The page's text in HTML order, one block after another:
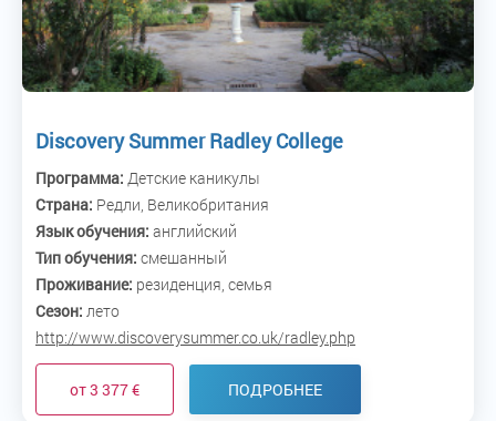
Discovery Summer Radley College
Программа: Детские каникулы
Страна: Редли, Великобритания
Язык обучения: английский
Тип обучения: смешанный
Проживание: резиденция, семья
Сезон: лето
http://www.discoverysummer.co.uk/radley.php
от 3 377 € ПОДРОБНЕЕ